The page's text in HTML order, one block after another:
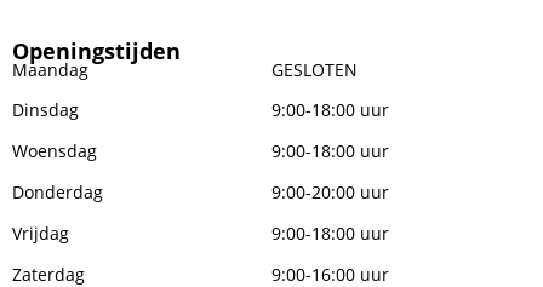
Openingstijden
Maandag
GESLOTEN
Dinsdag
9:00-18:00 uur
Woensdag
9:00-18:00 uur
Donderdag
9:00-20:00 uur
Vrijdag
9:00-18:00 uur
Zaterdag
9:00-16:00 uur